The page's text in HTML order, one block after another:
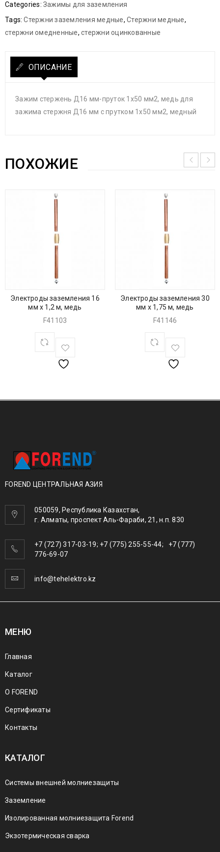
Categories: Зажимы для заземления
Tags: Стержни заземления медные, Стержни медные,
стержни омедненные, стержни оцинкованные
ОПИСАНИЕ
Зажим стержень Д16 мм-пруток 1х50 мм2, медь для
зажима стержня Д16 мм с прутком 1х50 мм2, медный
ПОХОЖИЕ
Электроды заземления 16
мм х 1,2 м, медь
F41103
Электроды заземления 30
мм х 1,75 м, медь
F41146
FOREND ЦЕНТРАЛЬНАЯ АЗИЯ
050059, Республика Казахстан,
г. Алматы, проспект Аль-Фараби, 21, н.п. 830
+7 (727) 317-03-19; +7 (775) 255-55-44; +7 (777)
776-69-07
info@tehelektro.kz
МЕНЮ
Главная
Каталог
О FOREND
Сертификаты
Контакты
КАТАЛОГ
Системы внешней молниезащиты
Заземление
Изолированная молниезащита Forend
Экзотермическая сварка